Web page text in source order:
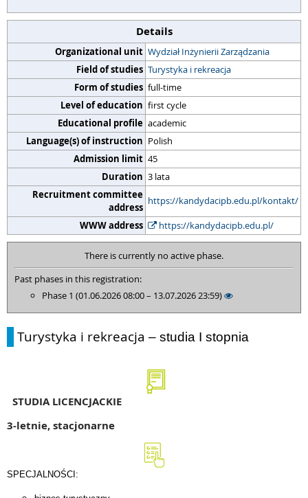
Details
Organizational unit Wydział Inżynierii Zarządzania
Field of studies Turystyka i rekreacja
Form of studies full-time
Level of education first cycle
Educational profile academic
Language(s) of instruction Polish
Admission limit 45
Duration 3 lata
Recruitment committee
address
https://kandydacipb.edu.pl/kontakt/
WWW address
https://kandydacipb.edu.pl/
There is currently no active phase.
Past phases in this registration:
Phase 1 (01.06.2026 08:00 – 13.07.2026 23:59)
Turystyka i rekreacja – studia I stopnia
STUDIA LICENCJACKIE
3-letnie, stacjonarne
SPECJALNOŚCI: